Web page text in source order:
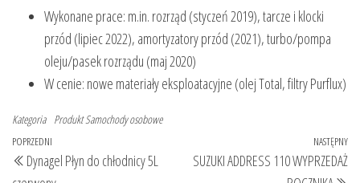
Wykonane prace: m.in. rozrząd (styczeń 2019), tarcze i klocki
przód (lipiec 2022), amortyzatory przód (2021), turbo/pompa
oleju/pasek rozrządu (maj 2020)
W cenie: nowe materiały eksploatacyjne (olej Total, filtry Purflux)
Kategoria ProduktSamochody osobowe
Nawigacja
wpisu
Poprzedni
wpis
POPRZEDNI
Dynagel Płyn do chłodnicy 5L
NASTĘPNY
SUZUKI ADDRESS 110 WYPRZEDAŻ